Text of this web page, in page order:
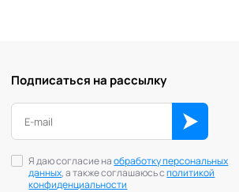
Подписаться на рассылку
Я даю согласие наобработку персональных
данных, а также соглашаюсь сполитикой
конфиденциальности